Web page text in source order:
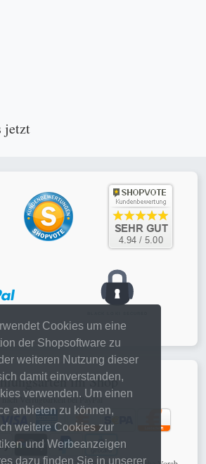
Cookies um eine
der Shopsoftware zu
weiteren Nutzung dieser
damit einverstanden,
verwenden. Um einen
anbieten zu können,
weitere Cookies zur
und Werbeanzeigen
dazu finden Sie in unserer
jetzt
im Shop
nach Verfügbarkeit bei PayPal